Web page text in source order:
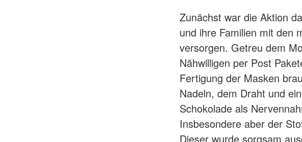
Zunächst war die Aktion
und ihre Familien mit den
versorgen. Getreu dem
Nähwilligen per Post
Fertigung der Masken
Nadeln, dem Draht und
Schokolade als
Insbesondere aber der
Dieser wurde sorgsam